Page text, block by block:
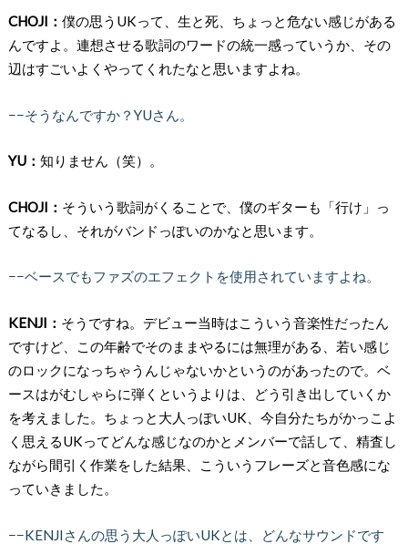
CHOJI： 僕の思うUKって、生と死、ちょっと危ない感じがある
んですよ。連想させる歌詞のワードの統一感っていうか、その
辺はすごいよくやってくれたなと思いますよね。
−−そうなんですか？YUさん。
YU： 知りません（笑）。
CHOJI： そういう歌詞がくることで、僕のギターも「行け」っ
てなるし、それがバンドっぽいのかなと思います。
−−ベースでもファズのエフェクトを使用されていますよね。
KENJI： そうですね。デビュー当時はこういう音楽性だったん
ですけど、この年齢でそのままやるには無理がある、若い感じ
のロックになっちゃうんじゃないかというのがあったので。ベ
ースはがむしゃらに弾くというよりは、どう引き出していくか
を考えました。ちょっと大人っぽいUK、今自分たちがかっこよ
く思えるUKってどんな感じなのかとメンバーで話して、精査し
ながら間引く作業をした結果、こういうフレーズと音色感にな
っていきました。
−−KENJIさんの思う大人っぽいUKとは、どんなサウンドです